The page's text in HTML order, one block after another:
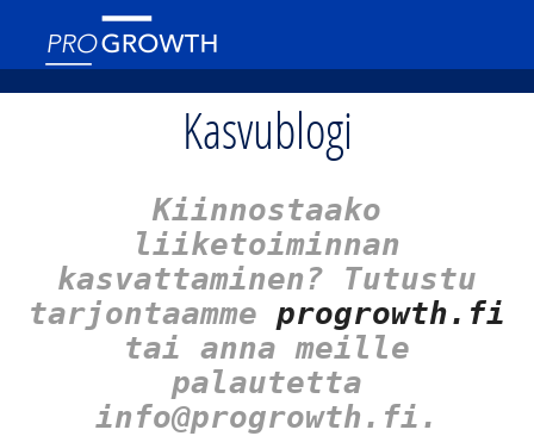
Kasvublogi
Kiinnostaako
liiketoiminnan
kasvattaminen? Tutustu
tarjontaamme progrowth.fi
tai anna meille
palautetta
info@progrowth.fi.